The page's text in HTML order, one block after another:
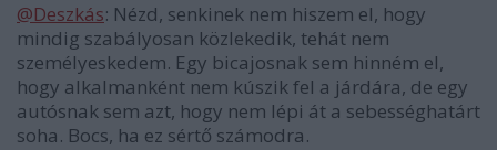
@Deszkás: Nézd, senkinek nem hiszem el, hogy
mindig szabályosan közlekedik, tehát nem
személyeskedem. Egy bicajosnak sem hinném el,
hogy alkalmanként nem kúszik fel a járdára, de egy
autósnak sem azt, hogy nem lépi át a sebességhatárt
soha. Bocs, ha ez sértő számodra.